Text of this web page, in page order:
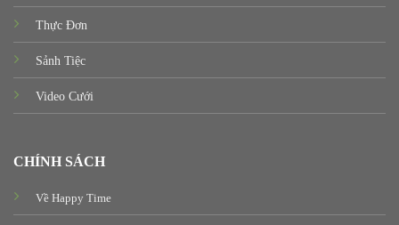
Thực Đơn
Sảnh Tiệc
Video Cưới
CHÍNH SÁCH
Về Happy Time